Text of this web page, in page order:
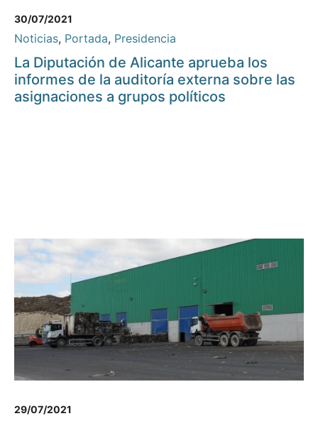
30/07/2021
Noticias, Portada, Presidencia
La Diputación de Alicante aprueba los
informes de la auditoría externa sobre las
asignaciones a grupos políticos
29/07/2021